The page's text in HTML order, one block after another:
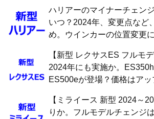
ハリアーのマイナーチェン
いつ？2024年、変更点など
め。ウインカーの位置変更
【新型 レクサスES フルモ
2024年にも実施か。ES350h
ES500eが登場？価格はアッ
【ミライース 新型 2024～
りか。フルモデルチェンジ